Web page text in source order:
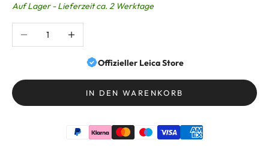
Auf Lager - Lieferzeit ca. 2 Werktage
Anzahl verringernAnzahl erhöhen
Offizieller Leica Store
IN DEN WARENKORB